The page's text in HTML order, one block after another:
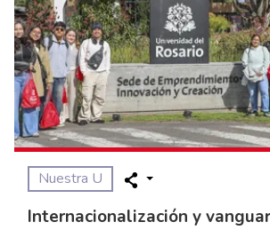
Nuestra U
Internacionalización y